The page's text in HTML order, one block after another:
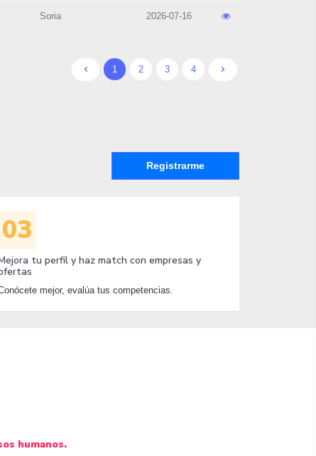
Soria 2026-07-16
1
2 3 4
Registrarme
03
tu perfil y haz match con empresas y
mejor, evalúa tus competencias.
humanos.